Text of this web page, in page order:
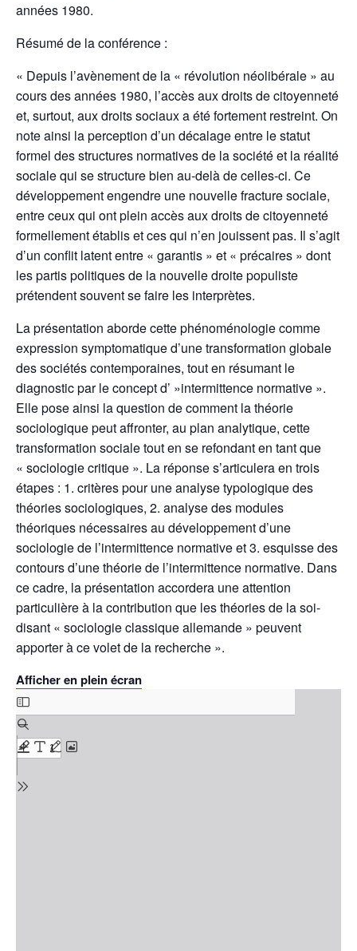
années 1980.
Résumé de la conférence :
« Depuis l’avènement de la « révolution néolibérale » au
cours des années 1980, l’accès aux droits de citoyenneté
et, surtout, aux droits sociaux a été fortement restreint. On
note ainsi la perception d’un décalage entre le statut
formel des structures normatives de la société et la réalité
sociale qui se structure bien au-delà de celles-ci. Ce
développement engendre une nouvelle fracture sociale,
entre ceux qui ont plein accès aux droits de citoyenneté
formellement établis et ces qui n’en jouissent pas. Il s’agit
d’un conflit latent entre « garantis » et « précaires » dont
les partis politiques de la nouvelle droite populiste
prétendent souvent se faire les interprètes.
La présentation aborde cette phénoménologie comme
expression symptomatique d’une transformation globale
des sociétés contemporaines, tout en résumant le
diagnostic par le concept d’ »intermittence normative ».
Elle pose ainsi la question de comment la théorie
sociologique peut affronter, au plan analytique, cette
transformation sociale tout en se refondant en tant que
« sociologie critique ». La réponse s’articulera en trois
étapes : 1. critères pour une analyse typologique des
théories sociologiques, 2. analyse des modules
théoriques nécessaires au développement d’une
sociologie de l’intermittence normative et 3. esquisse des
contours d’une théorie de l’intermittence normative. Dans
ce cadre, la présentation accordera une attention
particulière à la contribution que les théories de la soi-
disant « sociologie classique allemande » peuvent
apporter à ce volet de la recherche ».
Afficher en plein écran
Skip
to
PDF
content